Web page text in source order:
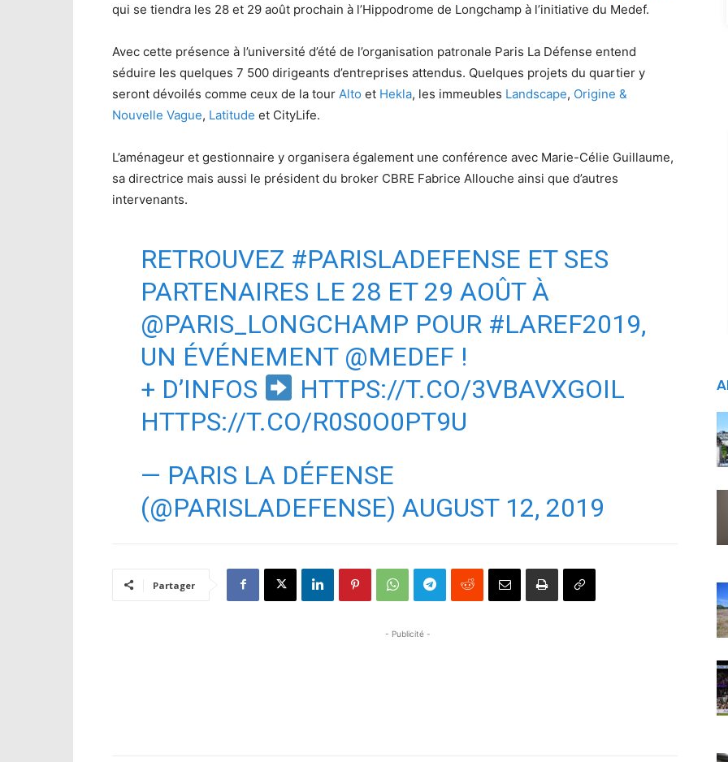
qui se tiendra les 28 et 29 août prochain à l’Hippodrome de Longchamp à l’initiative du Medef.
Avec cette présence à l’université d’été de l’organisation patronale Paris La Défense entend
séduire les quelques 7 500 dirigeants d’entreprises attendus. Quelques projets du quartier y
seront dévoilés comme ceux de la tour Alto et Hekla, les immeubles Landscape, Origine &
Nouvelle Vague, Latitude et CityLife.
L’aménageur et gestionnaire y organisera également une conférence avec Marie-Célie Guillaume,
sa directrice mais aussi le président du broker CBRE Fabrice Allouche ainsi que d’autres
intervenants.
RETROUVEZ #PARISLADEFENSE ET SES
PARTENAIRES LE 28 ET 29 AOÛT À
@PARIS_LONGCHAMP POUR #LAREF2019,
UN ÉVÉNEMENT @MEDEF !
+ D’INFOS
HTTPS://T.CO/3VBAVXGOIL
HTTPS://T.CO/R0S0O0PT9U
— PARIS LA DÉFENSE
(@PARISLADEFENSE) AUGUST 12, 2019
Partager
- Publicité -